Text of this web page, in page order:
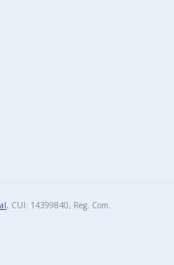
, CUI: 14399840, Reg. Com.